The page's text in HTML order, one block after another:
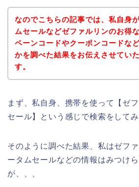
なのでこちらの記事では、私自身
ムセールなどゼファルリンのお得
ペーンコードやクーポンコードな
かを調べた結果をお伝えさせてい
す。
まず、私自身、携帯を使って【ゼ
セール】という感じで検索をしてみ
そのように調べた結果、私はゼフ
ータムセールなどの情報はみつけ
が、、、